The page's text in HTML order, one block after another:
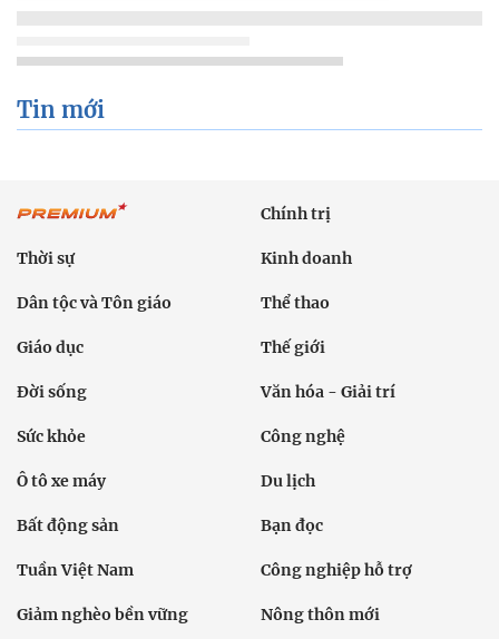
Tin mới
Chính trị
Thời sự Kinh doanh
Dân tộc và Tôn giáo Thể thao
Giáo dục Thế giới
Đời sống Văn hóa - Giải trí
Sức khỏe Công nghệ
Ô tô xe máy Du lịch
Bất động sản Bạn đọc
Tuần Việt Nam Công nghiệp hỗ trợ
Giảm nghèo bền vững Nông thôn mới